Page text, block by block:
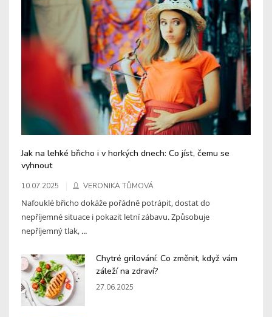
Jak na lehké břicho i v horkých dnech: Co jíst, čemu se
vyhnout
10.07.2025 VERONIKA TŮMOVÁ
Nafouklé břicho dokáže pořádně potrápit, dostat do
nepříjemné situace i pokazit letní zábavu. Způsobuje
nepříjemný tlak, ...
Chytré grilování: Co změnit, když vám
záleží na zdraví?
27.06.2025